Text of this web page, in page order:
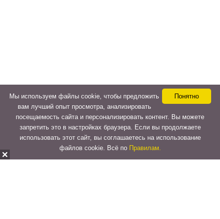
Понятно
Мы используем файлы cookie, чтобы предложить
вам лучший опыт просмотра, анализировать
посещаемость сайта и персонализировать контент. Вы можете
запретить это в настройках браузера. Если вы продолжаете
использовать этот сайт, вы соглашаетесь на использование
файлов cookie. Всё по Правилам.